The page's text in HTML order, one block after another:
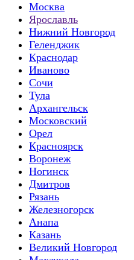
Москва
Ярославль
Нижний Новгород
Геленджик
Краснодар
Иваново
Сочи
Тула
Архангельск
Московский
Орел
Красноярск
Воронеж
Ногинск
Дмитров
Рязань
Железногорск
Анапа
Казань
Великий Новгород